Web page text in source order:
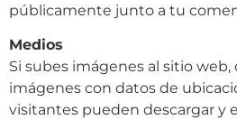
públicamente junto a tu
Medios
Si subes imágenes al sitio
imágenes con datos de
visitantes pueden descargar y